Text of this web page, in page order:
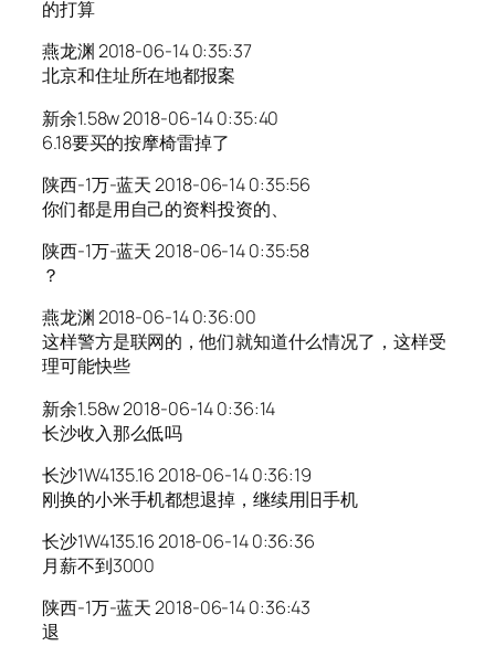
的打算
燕龙渊 2018-06-14 0:35:37
北京和住址所在地都报案
新余1.58w 2018-06-14 0:35:40
6.18要买的按摩椅雷掉了
陕西-1万-蓝天 2018-06-14 0:35:56
你们都是用自己的资料投资的、
陕西-1万-蓝天 2018-06-14 0:35:58
？
燕龙渊 2018-06-14 0:36:00
这样警方是联网的，他们就知道什么情况了，这样受
理可能快些
新余1.58w 2018-06-14 0:36:14
长沙收入那么低吗
长沙1W4135.16 2018-06-14 0:36:19
刚换的小米手机都想退掉，继续用旧手机
长沙1W4135.16 2018-06-14 0:36:36
月薪不到3000
陕西-1万-蓝天 2018-06-14 0:36:43
退